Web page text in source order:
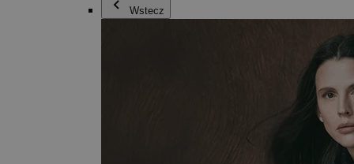
Wstecz